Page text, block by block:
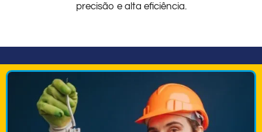
precisão e alta eficiência.